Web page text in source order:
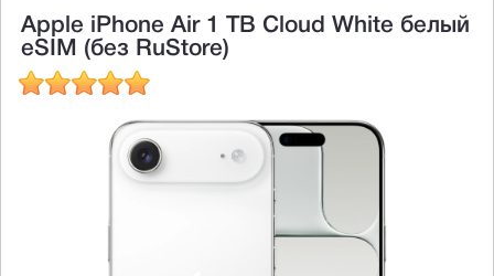
Apple iPhone Air 1 TB Cloud White белый
eSIM (без RuStore)